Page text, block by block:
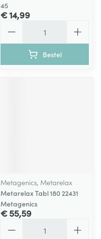
45
€ 14,99
Bestel
Metagenics, Metarelax
Metarelax Tabl 180 22431
Metagenics
€ 55,59